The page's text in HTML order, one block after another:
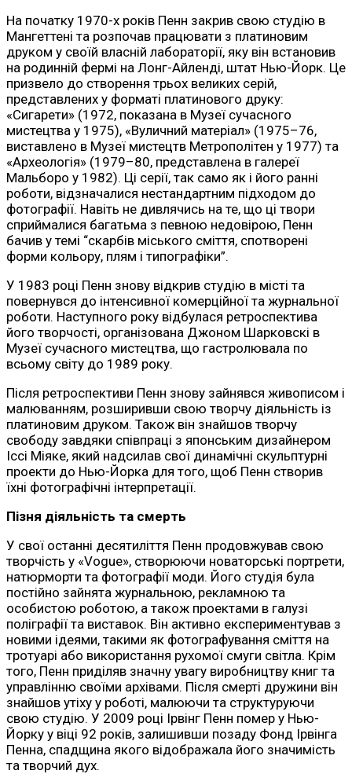
На початку 1970-х років Пенн закрив свою студію в
Мангеттені та розпочав працювати з платиновим
друком у своїй власній лабораторії, яку він встановив
на родинній фермі на Лонг-Айленді, штат Нью-Йорк. Це
призвело до створення трьох великих серій,
представлених у форматі платинового друку:
«Сигарети» (1972, показана в Музеї сучасного
мистецтва у 1975), «Вуличний матеріал» (1975–76,
виставлено в Музеї мистецтв Метрополітен у 1977) та
«Археологія» (1979–80, представлена в галереї
Мальборо у 1982). Ці серії, так само як і його ранні
роботи, відзначалися нестандартним підходом до
фотографії. Навіть не дивлячись на те, що ці твори
сприймалися багатьма з певною недовірою, Пенн
бачив у темі “скарбів міського сміття, спотворені
форми кольору, плям і типографіки”.
У 1983 році Пенн знову відкрив студію в місті та
повернувся до інтенсивної комерційної та журнальної
роботи. Наступного року відбулася ретроспектива
його творчості, організована Джоном Шарковскі в
Музеї сучасного мистецтва, що гастролювала по
всьому світу до 1989 року.
Після ретроспективи Пенн знову зайнявся живописом і
малюванням, розширивши свою творчу діяльність із
платиновим друком. Також він знайшов творчу
свободу завдяки співпраці з японським дизайнером
Іссі Міяке, який надсилав свої динамічні скульптурні
проекти до Нью-Йорка для того, щоб Пенн створив
їхні фотографічні інтерпретації.
Пізня діяльність та смерть
У свої останні десятиліття Пенн продовжував свою
творчість у «Vogue», створюючи новаторські портрети,
натюрморти та фотографії моди. Його студія була
постійно зайнята журнальною, рекламною та
особистою роботою, а також проектами в галузі
поліграфії та виставок. Він активно експериментував з
новими ідеями, такими як фотографування сміття на
тротуарі або використання рухомої смуги світла. Крім
того, Пенн приділяв значну увагу виробництву книг та
управлінню своїми архівами. Після смерті дружини він
знайшов утіху у роботі, малюючи та структуруючи
свою студію. У 2009 році Ірвінг Пенн помер у Нью-
Йорку у віці 92 років, залишивши позаду Фонд Ірвінга
Пенна, спадщина якого відображала його значимість
та творчий дух.